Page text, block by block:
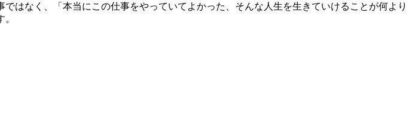
はなく、「本当にこの仕事をやっていてよかった、そんな人生を生きていけることが何より